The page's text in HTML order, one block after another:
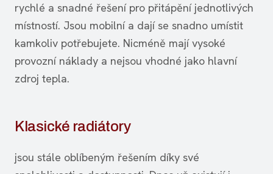
rychlé a snadné řešení pro přitápění jednotlivých
místností. Jsou mobilní a dají se snadno umístit
kamkoliv potřebujete. Nicméně mají vysoké
provozní náklady a nejsou vhodné jako hlavní
zdroj tepla.
Klasické radiátory
jsou stále oblíbeným řešením díky své